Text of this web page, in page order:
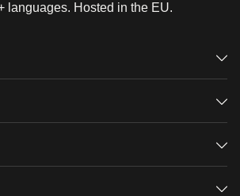
languages. Hosted in the EU.